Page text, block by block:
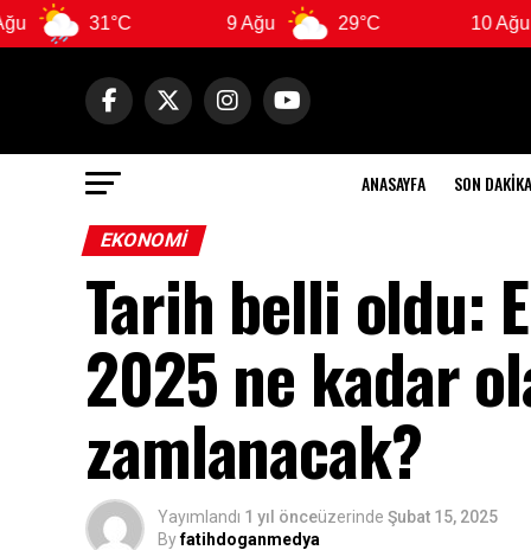
9 Ağu 29°C 10 Ağu
ANASAYFA SON DAKIKA
EKONOMI
Tarih belli oldu:
2025 ne kadar
zamlanacak?
Yayımlandı 1 yıl önceüzerinde Şubat 15, 2025
Byfatihdoganmedya